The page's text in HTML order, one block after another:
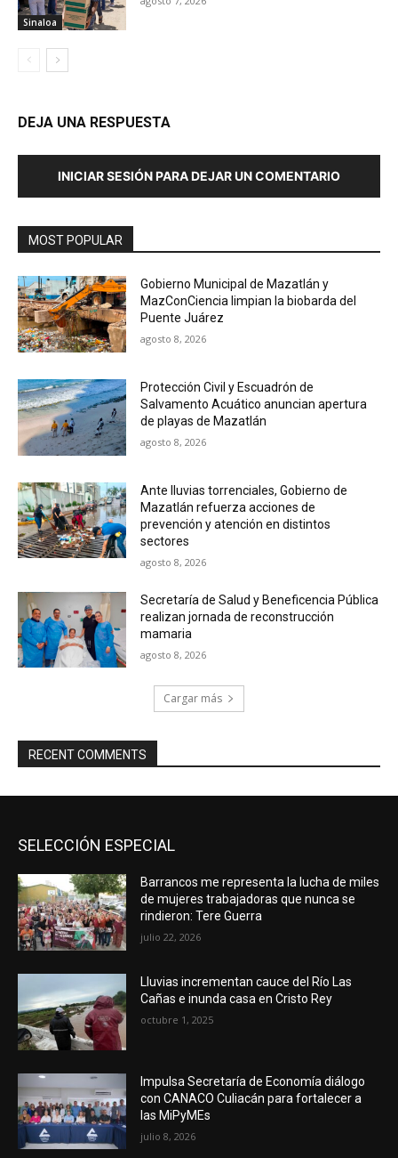
Sinaloa
DEJA UNA RESPUESTA
INICIAR SESIÓN PARA DEJAR UN COMENTARIO
MOST POPULAR
Gobierno Municipal de Mazatlán y
MazConCiencia limpian la biobarda del
Puente Juárez
agosto 8, 2026
Protección Civil y Escuadrón de
Salvamento Acuático anuncian apertura
de playas de Mazatlán
agosto 8, 2026
Ante lluvias torrenciales, Gobierno de
Mazatlán refuerza acciones de
prevención y atención en distintos
sectores
agosto 8, 2026
Secretaría de Salud y Beneficencia Pública
realizan jornada de reconstrucción
mamaria
agosto 8, 2026
Cargar más
RECENT COMMENTS
SELECCIÓN ESPECIAL
Barrancos me representa la lucha de miles
de mujeres trabajadoras que nunca se
rindieron: Tere Guerra
julio 22, 2026
Lluvias incrementan cauce del Río Las
Cañas e inunda casa en Cristo Rey
octubre 1, 2025
Impulsa Secretaría de Economía diálogo
con CANACO Culiacán para fortalecer a
las MiPyMEs
julio 8, 2026